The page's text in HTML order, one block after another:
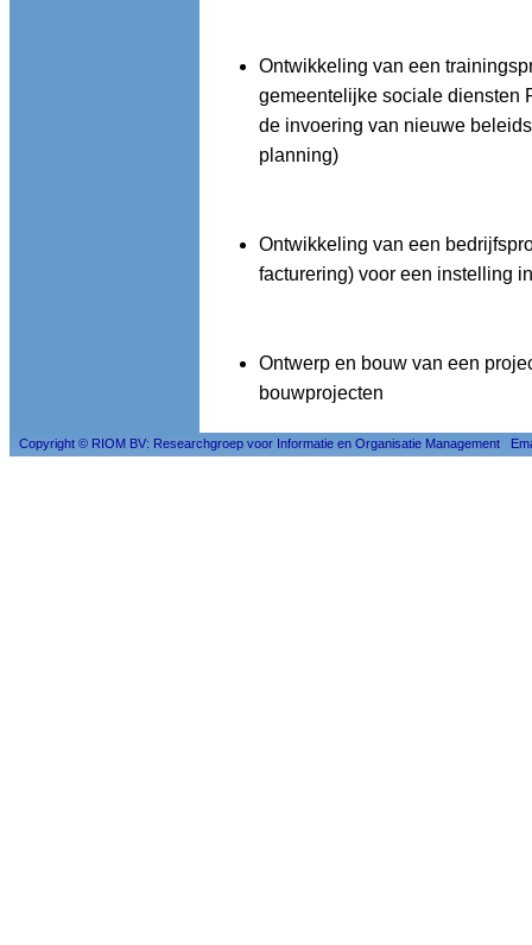
Ontwikkeling van een
gemeentelijke sociale diensten
de invoering van nieuwe
planning)
Ontwikkeling van een
facturering) voor een instelling
Ontwerp en bouw van een
bouwprojecten
Copyright © RIOM BV: Researchgroep voor Informatie en Organisatie Management